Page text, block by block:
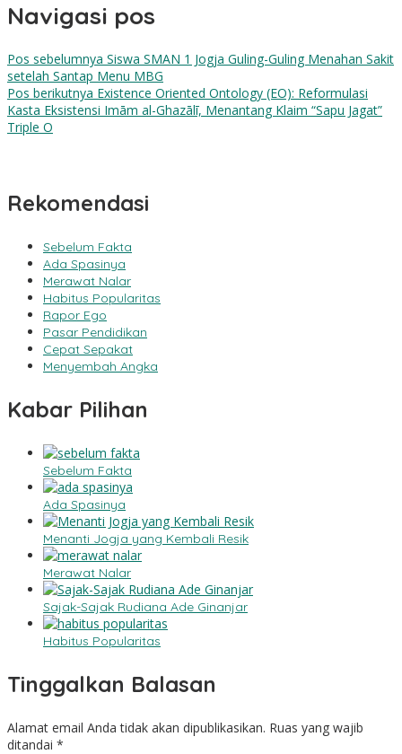
Navigasi pos
Pos sebelumnya Siswa SMAN 1 Jogja Guling-Guling Menahan Sakit
setelah Santap Menu MBG
Pos berikutnya Existence Oriented Ontology (EO): Reformulasi
Kasta Eksistensi Imām al-Ghazālī, Menantang Klaim “Sapu Jagat”
Triple O
Rekomendasi
Sebelum Fakta
Ada Spasinya
Merawat Nalar
Habitus Popularitas
Rapor Ego
Pasar Pendidikan
Cepat Sepakat
Menyembah Angka
Kabar Pilihan
Sebelum Fakta
Ada Spasinya
Menanti Jogja yang Kembali Resik
Merawat Nalar
Sajak-Sajak Rudiana Ade Ginanjar
Habitus Popularitas
Tinggalkan Balasan
Alamat email Anda tidak akan dipublikasikan. Ruas yang wajib
ditandai *